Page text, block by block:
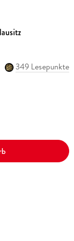
349 Lesepunkte